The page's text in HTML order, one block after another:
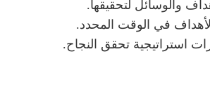
والوسائل لتحقيقها.
الأهداف في الوقت المحدد.
استراتيجية تحقق النجاح.